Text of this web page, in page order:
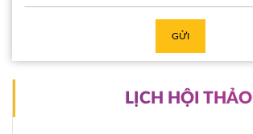
GỬI
LỊCH HỘI THẢO